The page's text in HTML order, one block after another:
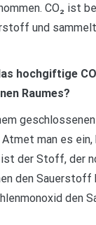
CO₂ ist
und
hochgiftige
Raumes?
Atmet man es
der Stoff, der
den Sauerstoff
den